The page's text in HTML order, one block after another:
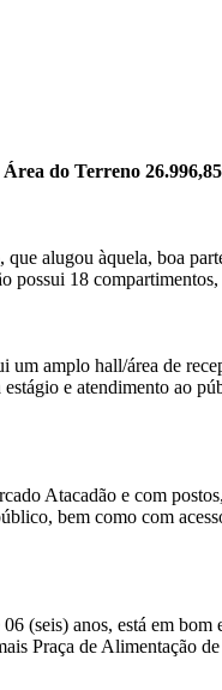
do Terreno
alugou àquela, boa
18 compartimentos,
amplo hall/área de
e atendimento ao
Atacadão e com
bem como com
(seis) anos, está em bom
Praça de Alimentação